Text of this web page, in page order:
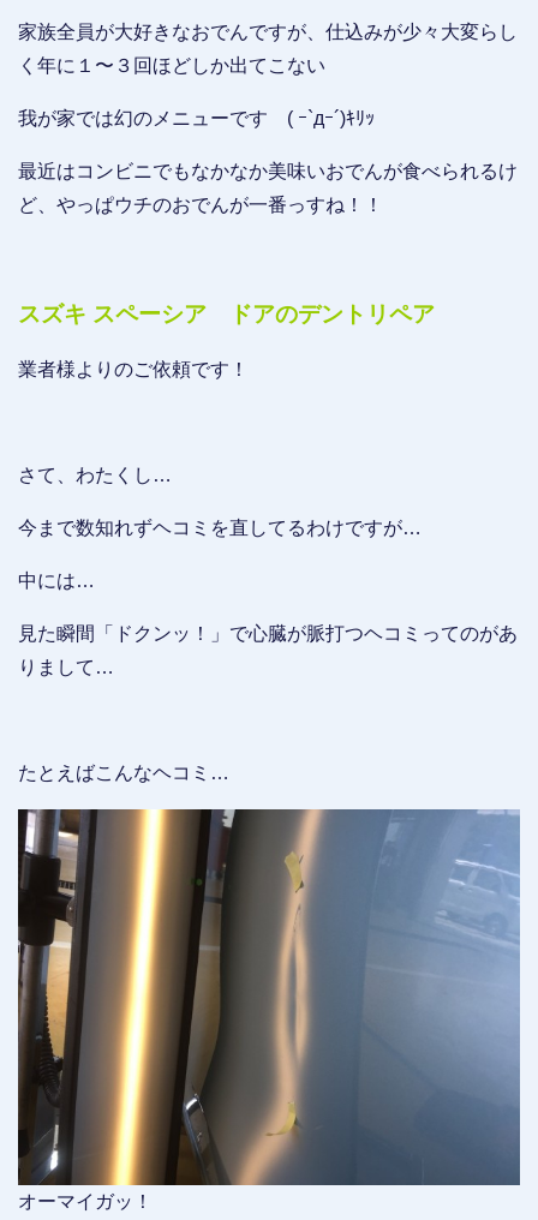
家族全員が大好きなおでんですが、仕込みが少々大変らし
く年に１〜３回ほどしか出てこない
我が家では幻のメニューです ( ｰ`дｰ´)ｷﾘｯ
最近はコンビニでもなかなか美味いおでんが食べられるけ
ど、やっぱウチのおでんが一番っすね！！
スズキ スペーシア ドアのデントリペア
業者様よりのご依頼です！
さて、わたくし…
今まで数知れずヘコミを直してるわけですが…
中には…
見た瞬間「ドクンッ！」で心臓が脈打つヘコミってのがあ
りまして…
たとえばこんなヘコミ…
オーマイガッ！